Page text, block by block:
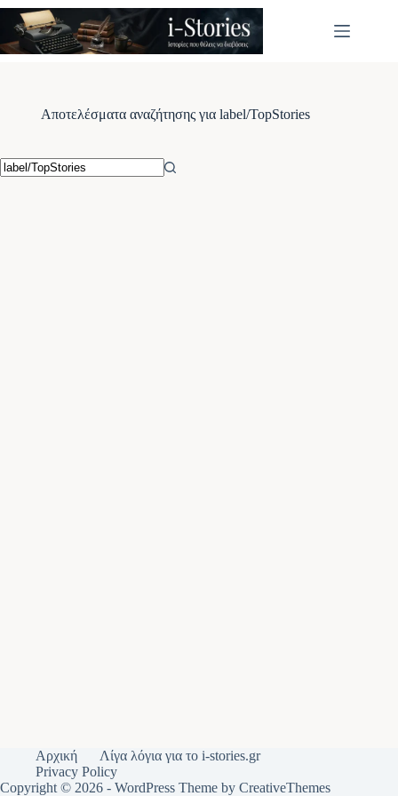
Μετάβαση
στο
περιεχόμενο
Αποτελέσματα αναζήτησης για label/TopStories
Αρχική
Λίγα λόγια για το i-stories.gr
Privacy Policy
Copyright © 2026 - WordPress Theme by CreativeThemes